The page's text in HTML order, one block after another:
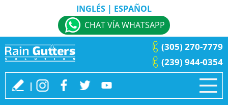
INGLÉS | ESPAÑOL
CHAT VÍA WHATSAPP
(239) 944-0354
(305) 270-7779